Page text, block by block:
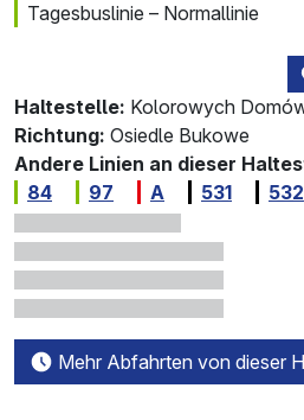
Tagesbuslinie – Normallinie
Haltestelle: Kolorowych
Richtung: Osiedle Bukowe
Andere Linien an dieser
84
97 A 531 532
Mehr Abfahrten von dieser